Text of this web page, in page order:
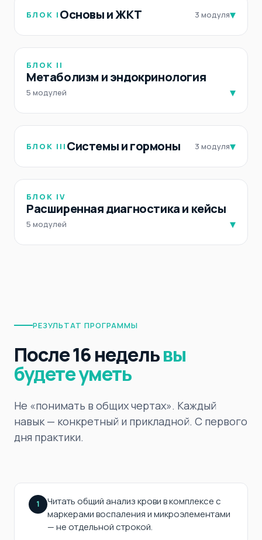
БЛОК I Основы и ЖКТ 3 модуля▾
БЛОК II
Метаболизм и эндокринология
5 модулей ▾
БЛОК III Системы и гормоны 3 модуля▾
БЛОК IV
Расширенная диагностика и кейсы
5 модулей ▾
РЕЗУЛЬТАТ ПРОГРАММЫ
После 16 недельвы
будете уметь
Не «понимать в общих чертах». Каждый
навык — конкретный и прикладной. С первого
дня практики.
1
Читать общий анализ крови в комплексе с
маркерами воспаления и микроэлементами
— не отдельной строкой.